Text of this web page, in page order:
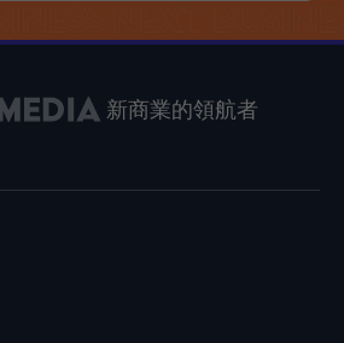
新商業的領航者